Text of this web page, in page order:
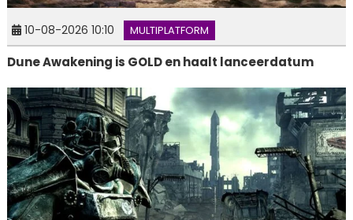
10-08-2026 10:10 MULTIPLATFORM
Dune Awakening is GOLD en haalt lanceerdatum